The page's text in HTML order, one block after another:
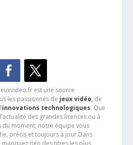
est une source
les passionnés de jeux vidéo, de
innovations technologiques. Que
des grandes licences ou à
du moment, notre équipe vous
précis et toujours à jour.Dans
manquez rien des titres les plus